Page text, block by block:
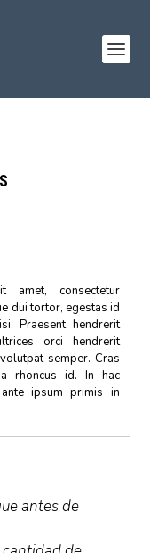
consectetur
dui tortor, egestas id
Praesent hendrerit
orci hendrerit
semper. Cras
rhoncus id. In hac
ipsum primis in
antes de